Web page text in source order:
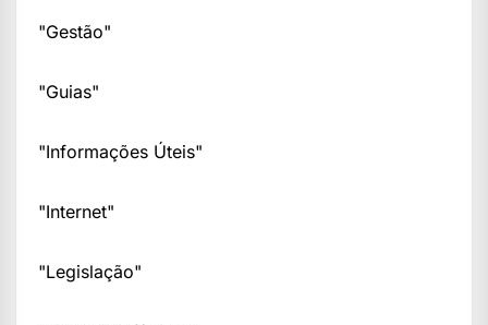
"Gestão"
"Guias"
"Informações Úteis"
"Internet"
"Legislação"